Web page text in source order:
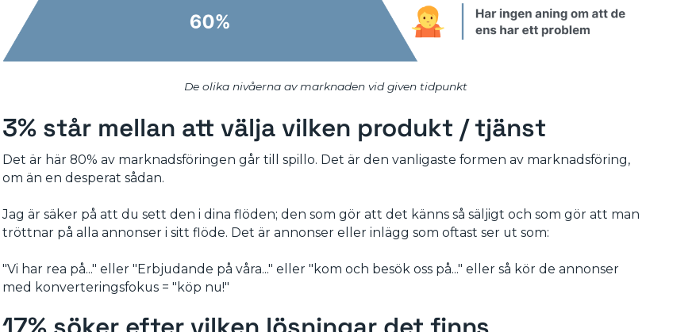
De olika nivåerna av marknaden vid given tidpunkt
3% står mellan att välja vilken produkt / tjänst
Det är här 80% av marknadsföringen går till spillo. Det är den vanligaste formen av marknadsföring,
om än en desperat sådan.
Jag är säker på att du sett den i dina flöden; den som gör att det känns så säljigt och som gör att man
tröttnar på alla annonser i sitt flöde. Det är annonser eller inlägg som oftast ser ut som:
"Vi har rea på..." eller "Erbjudande på våra..." eller "kom och besök oss på..." eller så kör de annonser
med konverteringsfokus = "köp nu!"